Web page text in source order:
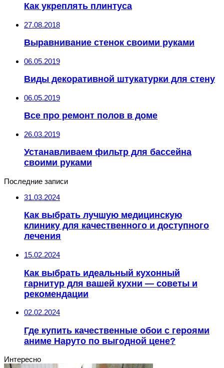
Как укреплять плинтуса
27.08.2018
Выравнивание стенок своими руками
06.05.2019
Виды декоративной штукатурки для стену
06.05.2019
Все про ремонт полов в доме
26.03.2019
Устанавливаем фильтр для бассейна
своими руками
Последние записи
31.03.2024
Как выбрать лучшую медицинскую
клинику для качественного и доступного
лечения
15.02.2024
Как выбрать идеальный кухонный
гарнитур для вашей кухни — советы и
рекомендации
02.02.2024
Где купить качественные обои с героями
аниме Наруто по выгодной цене?
Интересно